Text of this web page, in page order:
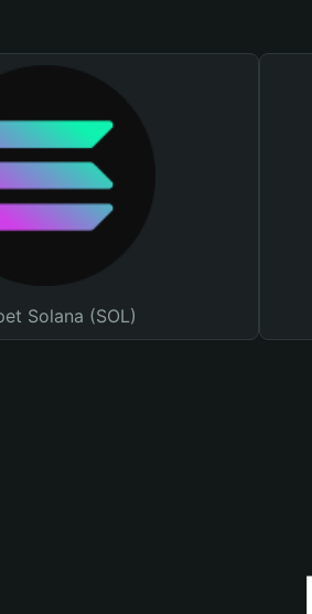
Solana (SOL)